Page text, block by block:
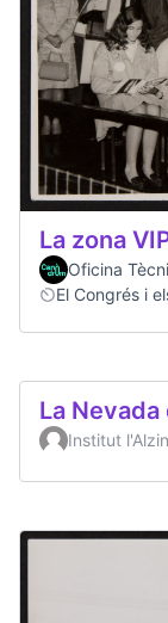
La zona
Oficina
El Congrés i
La
Institut